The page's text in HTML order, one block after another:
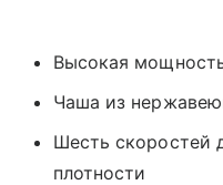
Высокая
Чаша из
Шесть скоростей
плотности